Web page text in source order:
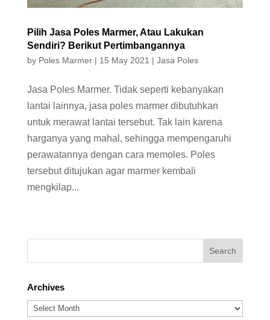
Pilih Jasa Poles Marmer, Atau Lakukan
Sendiri? Berikut Pertimbangannya
by Poles Marmer| 15 May 2021 | Jasa Poles
Jasa Poles Marmer. Tidak seperti kebanyakan
lantai lainnya, jasa poles marmer dibutuhkan
untuk merawat lantai tersebut. Tak lain karena
harganya yang mahal, sehingga mempengaruhi
perawatannya dengan cara memoles. Poles
tersebut ditujukan agar marmer kembali
mengkilap...
Archives
Archives